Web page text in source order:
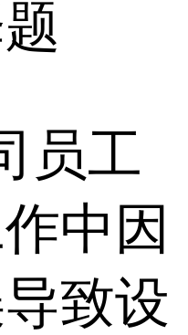
员工
中因
致设